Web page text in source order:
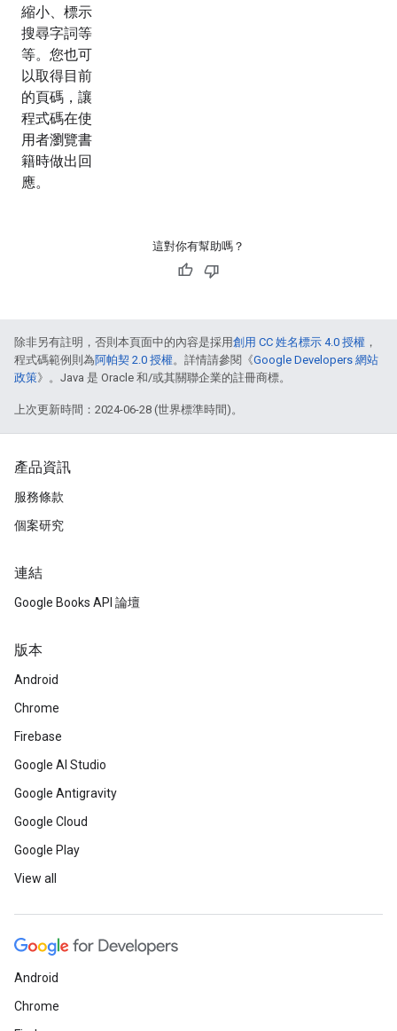
縮小、標示
搜尋字詞等
等。您也可
以取得目前
的頁碼，讓
程式碼在使
用者瀏覽書
籍時做出回
應。
這對你有幫助嗎？
除非另有註明，否則本頁面中的內容是採用創用 CC 姓名標示 4.0 授權 ，
程式碼範例則為阿帕契 2.0 授權。詳情請參閱《Google Developers 網站
政策》。Java 是 Oracle 和/或其關聯企業的註冊商標。
上次更新時間：2024-06-28 (世界標準時間)。
產品資訊
服務條款
個案研究
連結
Google Books API 論壇
版本
Android
Chrome
Firebase
Google AI Studio
Google Antigravity
Google Cloud
Google Play
View all
Android
Chrome